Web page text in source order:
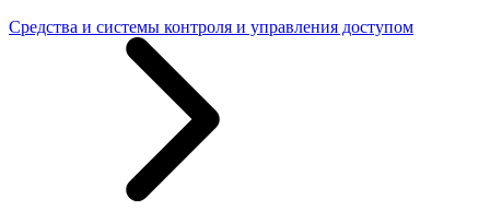
Средства и системы контроля и управления доступом